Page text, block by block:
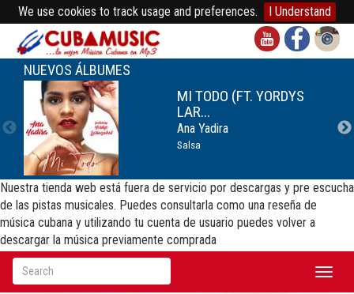
We use cookies to track usage and preferences. I Understand
NUEVOS ÁLBUMES
MI TODO (FT. YORDYS
LAR...
Ana Yadira
Salsa
Nuestra tienda web está fuera de servicio por descargas y pre escucha
de las pistas musicales. Puedes consultarla como una reseña de
música cubana y utilizando tu cuenta de usuario puedes volver a
descargar la música previamente comprada